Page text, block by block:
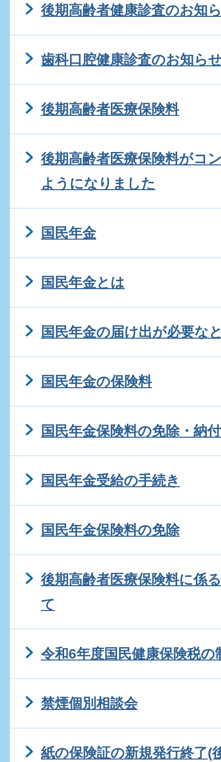
後期高齢者健康診査のお知
歯科口腔健康診査のお知ら
後期高齢者医療保険料
後期高齢者医療保険料がコ
ようになりました
国民年金
国民年金とは
国民年金の届け出が必要な
国民年金の保険料
国民年金保険料の免除・納
国民年金受給の手続き
国民年金保険料の免除
後期高齢者医療保険料に係
て
令和6年度国民健康保険税の
禁煙個別相談会
紙の保険証の新規発行終了(